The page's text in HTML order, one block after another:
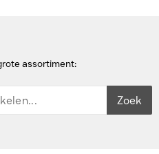
assortiment:
Zoek